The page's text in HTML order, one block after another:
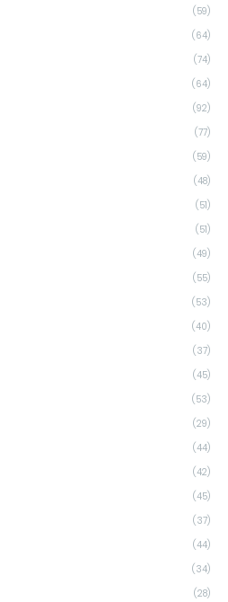
(59)
(64)
(74)
(64)
(92)
(77)
(59)
(48)
(51)
(51)
(49)
(55)
(53)
(40)
(37)
(45)
(53)
(29)
(44)
(42)
(45)
(37)
(44)
(34)
(28)